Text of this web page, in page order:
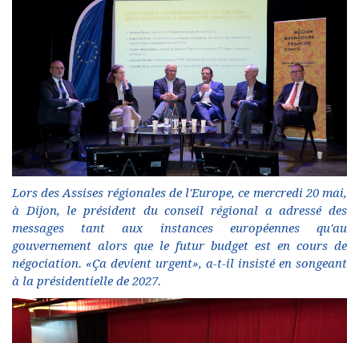
Lors des Assises régionales de l'Europe, ce mercredi 20 mai,
à Dijon, le président du conseil régional a adressé des
messages tant aux instances européennes qu'au
gouvernement alors que le futur budget est en cours de
négociation. «Ça devient urgent», a-t-il insisté en songeant
à la présidentielle de 2027.